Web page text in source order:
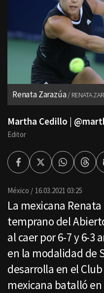
Renata Zarazúa RENATA
Martha Cedillo |
Editor
FacebookTwitterWhatsapp
México 16.03.2021 03:25
La mexicana
temprano del
al caer por 6-7 y 6-3
en la modalidad de
desarrolla en el
mexicana batalló